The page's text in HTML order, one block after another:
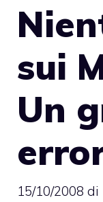
sui
Un
15/10/2008 di